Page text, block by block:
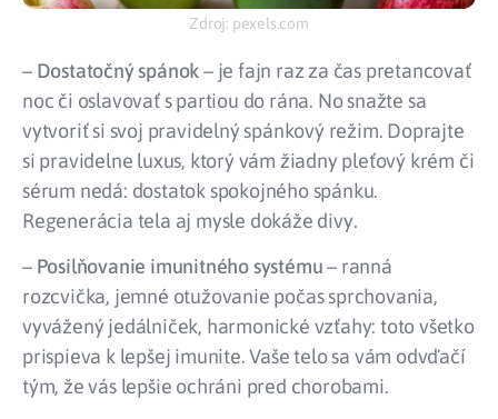
Zdroj: pexels.com
– Dostatočný spánok– je fajn raz za čas pretancovať
noc či oslavovať s partiou do rána. No snažte sa
vytvoriť si svoj pravidelný spánkový režim. Doprajte
si pravidelne luxus, ktorý vám žiadny pleťový krém či
sérum nedá: dostatok spokojného spánku.
Regenerácia tela aj mysle dokáže divy.
– Posilňovanie imunitného systému– ranná
rozcvička, jemné otužovanie počas sprchovania,
vyvážený jedálniček, harmonické vzťahy: toto všetko
prispieva k lepšej imunite. Vaše telo sa vám odvďačí
tým, že vás lepšie ochráni pred chorobami.